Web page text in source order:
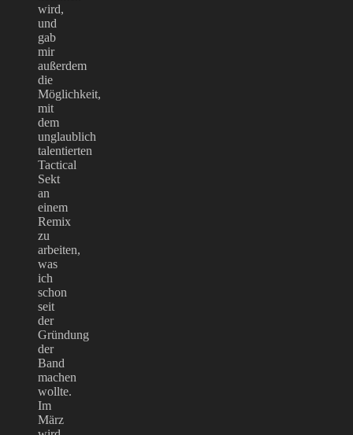
wird,
und
gab
mir
außerdem
die
Möglichkeit,
mit
dem
unglaublich
talentierten
Tactical
Sekt
an
einem
Remix
zu
arbeiten,
was
ich
schon
seit
der
Gründung
der
Band
machen
wollte.
Im
März